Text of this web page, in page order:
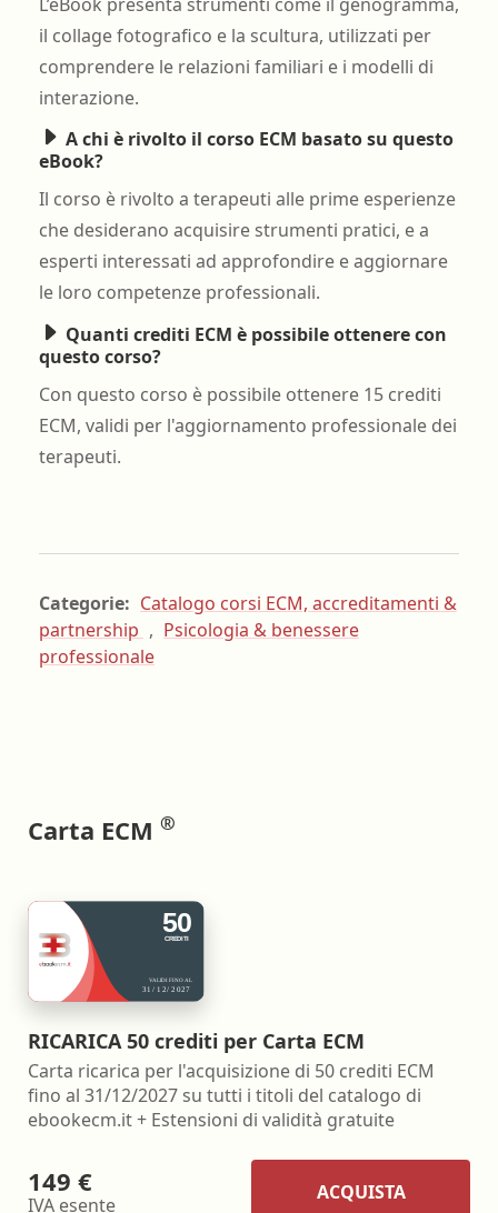
il collage fotografico e la scultura, utilizzati per
comprendere le relazioni familiari e i modelli di
interazione.
A chi è rivolto il corso ECM basato su questo
eBook?
Il corso è rivolto a terapeuti alle prime esperienze
che desiderano acquisire strumenti pratici, e a
esperti interessati ad approfondire e aggiornare
le loro competenze professionali.
Quanti crediti ECM è possibile ottenere con
questo corso?
Con questo corso è possibile ottenere 15 crediti
ECM, validi per l'aggiornamento professionale dei
terapeuti.
Categorie: Catalogo corsi ECM, accreditamenti &
partnership , Psicologia & benessere
professionale
Carta ECM ®
RICARICA 50 crediti per Carta ECM
Carta ricarica per l'acquisizione di 50 crediti ECM
fino al 31/12/2027 su tutti i titoli del catalogo di
ebookecm.it + Estensioni di validità gratuite
149 €
IVA esente
ACQUISTA